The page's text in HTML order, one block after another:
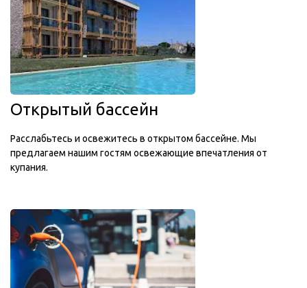
Открытый бассейн
Расслабьтесь и освежитесь в открытом бассейне. Мы
предлагаем нашим гостям освежающие впечатления от
купания.